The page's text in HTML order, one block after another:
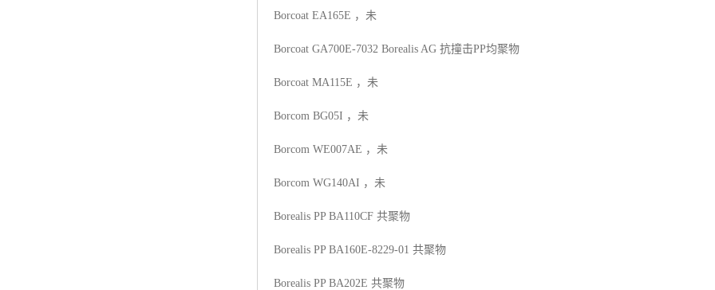
Borcoat EA165E ，未
Borcoat GA700E-7032 Borealis AG 抗撞击PP均聚物
Borcoat MA115E ，未
Borcom BG05I ，未
Borcom WE007AE ，未
Borcom WG140AI ，未
Borealis PP BA110CF 共聚物
Borealis PP BA160E-8229-01 共聚物
Borealis PP BA202E 共聚物